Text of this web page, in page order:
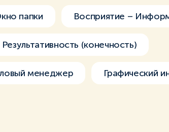
папки Восприятие –
Результативность (конечность)
менеджер Графический